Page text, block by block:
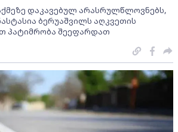
დაკავებულ არასრულწლოვნებს,
ბერუაშვილს აღკვეთის
პატიმრობა შეეფარდათ